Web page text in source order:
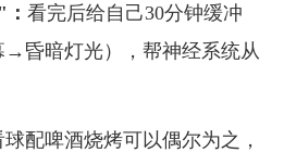
看完后给自己30分钟缓冲
→昏暗灯光），帮神经系统从
球配啤酒烧烤可以偶尔为之，